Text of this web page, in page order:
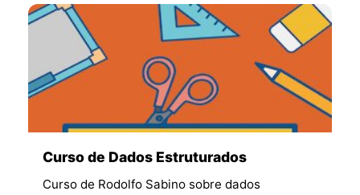
Curso de Dados Estruturados
Curso de Rodolfo Sabino sobre dados